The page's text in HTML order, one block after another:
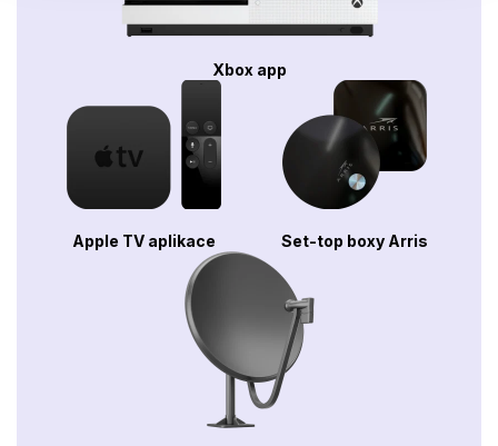
Xbox app
Apple TV aplikace Set-top boxy Arris